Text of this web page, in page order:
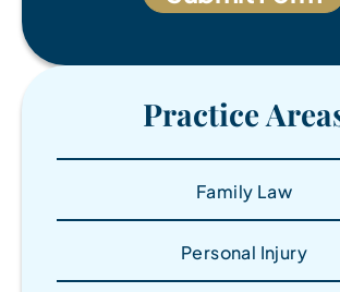
Practice
Family Law
Personal Injury